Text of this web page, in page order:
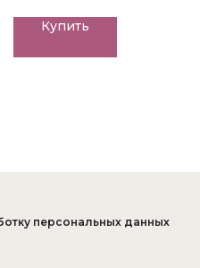
Купить
персональных данных